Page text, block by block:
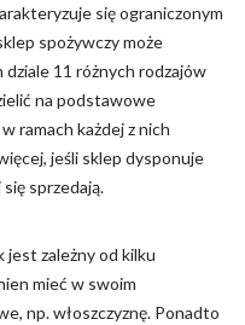
się ograniczonym
spożywczy może
11 różnych rodzajów
na podstawowe
ramach każdej z nich
jeśli sklep dysponuje
sprzedają.
jest zależny od kilku
mieć w swoim
np. włoszczyznę. Ponadto